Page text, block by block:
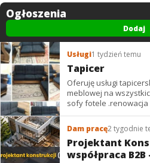
Ogłoszenia
Dodaj
Usługi1 tydzień temu
Tapicer
Oferuję usługi
meblowej na wszystkich
Dam pracę2 tygodnie
Projektant
współpraca